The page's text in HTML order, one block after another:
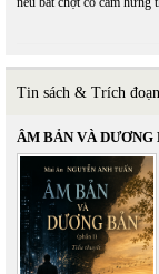
Tin sách & Trích đoạn
ÂM BẢN VÀ DƯƠNG